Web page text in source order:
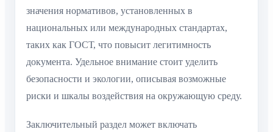
значения нормативов, установленных в
национальных или международных стандартах,
таких как ГОСТ, что повысит легитимность
документа. Удельное внимание стоит уделить
безопасности и экологии, описывая возможные
риски и шкалы воздействия на окружающую среду.
Заключительный раздел может включать